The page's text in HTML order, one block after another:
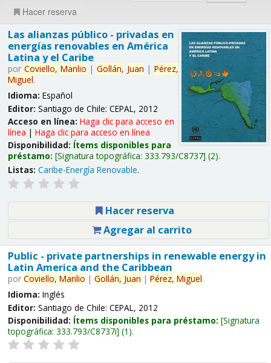
Hacer reserva
Las alianzas público - privadas en
energías renovables en América
Latina y el Caribe
por Coviello, Manlio | Gollán, Juan | Pérez,
Miguel.
Idioma: Español
Editor: Santiago de Chile: CEPAL, 2012
Acceso en línea: Haga clic para acceso en
línea | Haga clic para acceso en línea
Disponibilidad: Ítems disponibles para
préstamo: Signatura topográfica: 333.793/C8737 (2).
Listas: Caribe-Energía Renovable.
Hacer reserva
Agregar al carrito
Public - private partnerships in renewable energy in
Latin America and the Caribbean
por Coviello, Manlio | Gollán, Juan | Pérez, Miguel.
Idioma: Inglés
Editor: Santiago de Chile: CEPAL, 2012
Disponibilidad: Ítems disponibles para préstamo: Signatura
topográfica: 333.793/C8737i (1).